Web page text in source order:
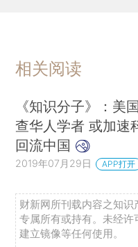
相关阅读
《知识分子》：美
查华人学者 或加速
回流中国
2019年07月29日 APP打开
财新网所刊载内容之知
专属所有或持有。未经许
建立镜像等任何使用。